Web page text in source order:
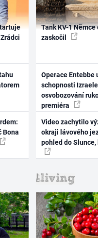
Bona
Tank KV-1
zaskočil
Operace Entebbe
schopnosti
osvobozování
premiéra
Video zachytilo
okraji lávového
pohled do